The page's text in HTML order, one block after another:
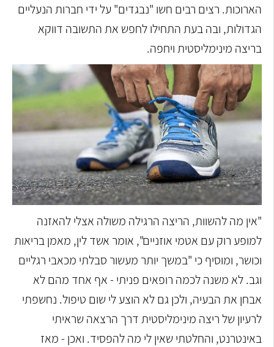
הארוכות. רצים רבים חשו "נבגדים" על ידי חברות הנעליים
הגדולות, ובה בעת התחילו לחפש את התשובה דווקא
בריצה מינימליסטית ויחפה.
"אין מה להשוות, הריצה הרגילה משולה אצלי להאזנה
למופע רוק עם אטמי אוזניים", אומר אשד לין, מאמן בריאות
וכושר, ומוסיף כי "במשך יותר מעשור סבלתי מכאבי רגליים
וגב. לא משנה לכמה רופאים פניתי - אף אחד מהם לא
אבחן את הבעיה, ולכן גם לא הוצע לי שום טיפול. נחשפתי
לרעיון של ריצה מינימליסטית דרך הרצאה שראיתי
באינטרנט, והחלטתי שאין לי מה להפסיד. ואכן - מאז